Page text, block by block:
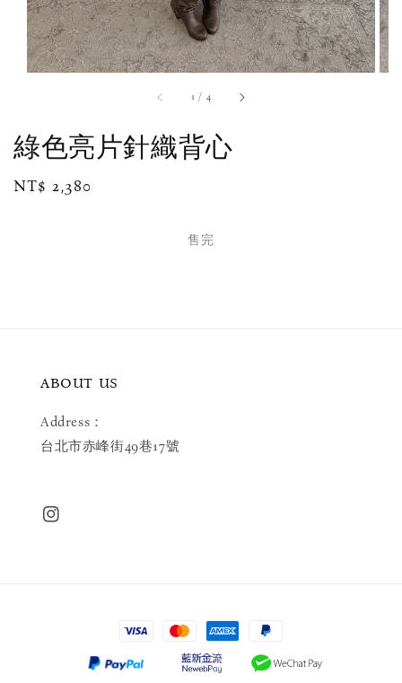
1 / 4
綠色亮片針織背心
Regular
NT$ 2,380
售完
ABOUT US
Address：
台北市赤峰街49巷17號